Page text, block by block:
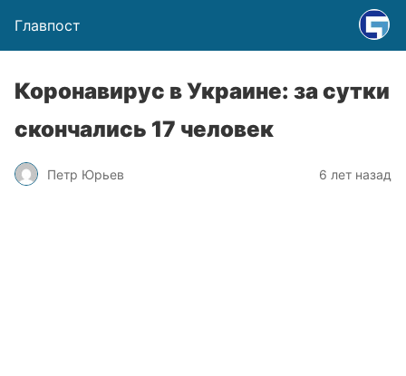
Главпост
Коронавирус в Украине: за сутки
скончались 17 человек
Петр Юрьев 6 лет назад